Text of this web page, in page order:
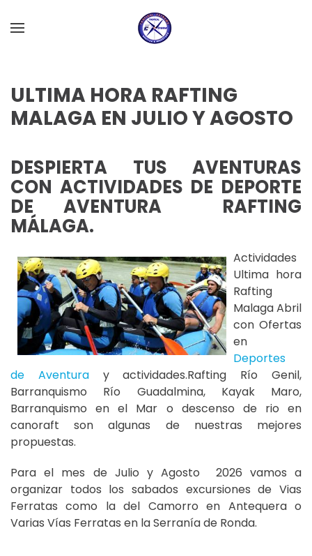
Skip to main content
ULTIMA HORA RAFTING
MALAGA EN JULIO Y AGOSTO
DESPIERTA TUS AVENTURAS
CON ACTIVIDADES DE DEPORTE
DE AVENTURA RAFTING
MÁLAGA.
Actividades
Ultima hora
Rafting
Malaga Abril
con Ofertas
en
Deportes
de Aventuray actividades.Rafting Río Genil,
Barranquismo Río Guadalmina, Kayak Maro,
Barranquismo en el Mar o descenso de rio en
canoraft son algunas de nuestras mejores
propuestas.
Para el mes de Julio y Agosto 2026 vamos a
organizar todos los sabados excursiones de Vias
Ferratas como la del Camorro en Antequera o
Varias Vías Ferratas en la Serranía de Ronda.